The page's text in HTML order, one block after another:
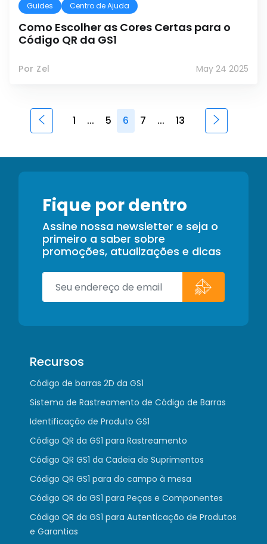
Guides Centro de Ajuda
Como Escolher as Cores Certas para o
Código QR da GS1
Por Zel May 24 2025
1 ... 5 6 7 ... 13
Fique por dentro
Assine nossa newsletter e seja o
primeiro a saber sobre
promoções, atualizações e dicas
Recursos
Código de barras 2D da GS1
Sistema de Rastreamento de Código de Barras
Identificação de Produto GS1
Código QR da GS1 para Rastreamento
Código QR GS1 da Cadeia de Suprimentos
Código QR GS1 para do campo à mesa
Código QR da GS1 para Peças e Componentes
Código QR da GS1 para Autenticação de Produtos
e Garantias